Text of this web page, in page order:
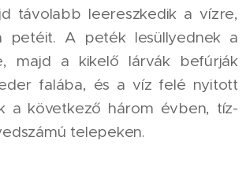
távolabb leereszkedik a vízre,
petéit. A peték lesüllyednek a
majd a kikelő lárvák befúrják
falába, és a víz felé nyitott
a következő három évben, tíz-
telepeken.